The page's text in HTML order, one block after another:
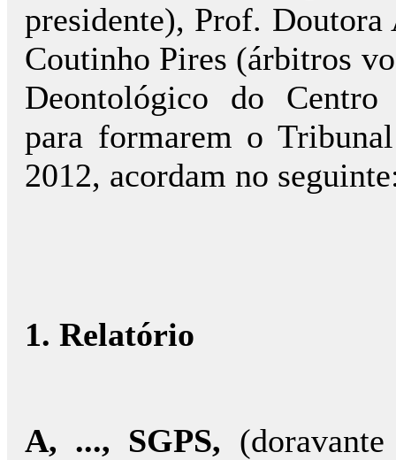
presidente), Prof.
Coutinho Pires (árbitros
Deontológico do
para formarem o
2012, acordam no
1. Relatório
A, ..., SGPS,